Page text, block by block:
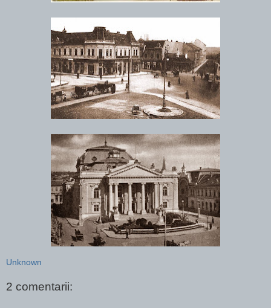
Unknown
2 comentarii: